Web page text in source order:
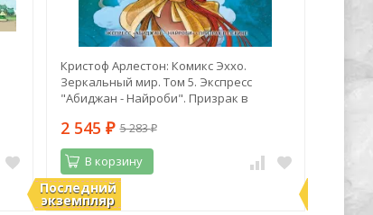
Последний
экземпляр
Кристоф Арлестон: Комикс Эххо.
Зеркальный мир. Том 5. Экспресс
"Абиджан - Найроби". Призрак в
2 545 ₽ 5 283₽
В корзину
В наличии В